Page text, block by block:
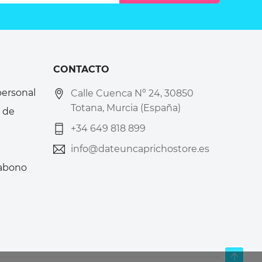
de
CONTACTO
Calle Cuenca Nº 24, 30850
Totana, Murcia (España)
+34 649 818 899
info@dateuncaprichostore.es